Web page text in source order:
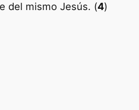
del mismo Jesús. (4)